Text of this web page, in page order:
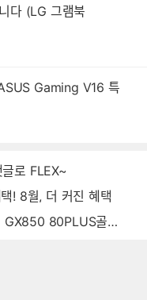
다 (LG 그램북
Gaming V16 특
로 FLEX~
! 8월, 더 커진 혜택
골드 풀모듈러 ATX3.0 블랙